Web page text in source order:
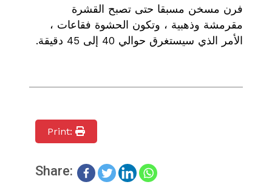
فرن مسخن مسبقا حتى تصبح القشرة
مقرمشة وذهبية ، وتكون الحشوة فقاعات ،
الأمر الذي سيستغرق حوالي 40 إلى 45 دقيقة.
Print:
Share: